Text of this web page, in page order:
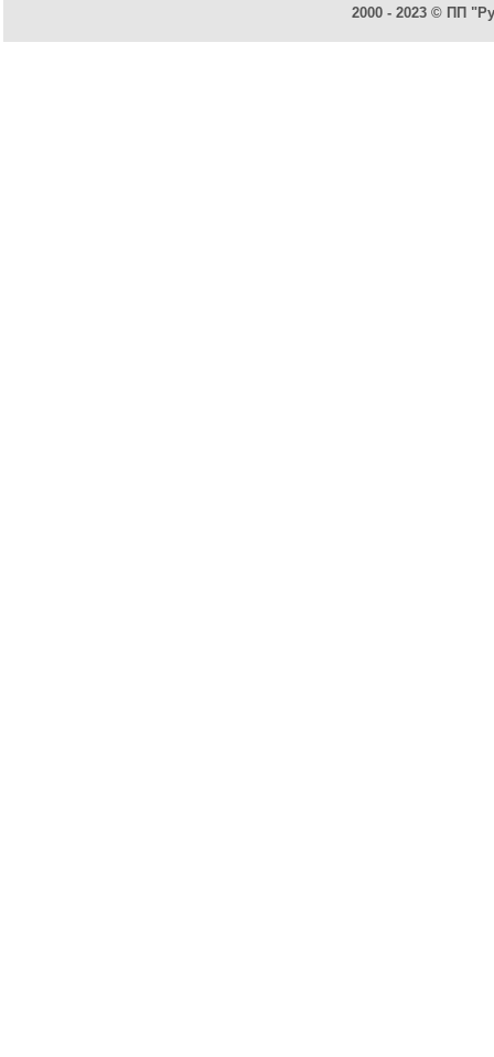
2000 - 2023 © ПП